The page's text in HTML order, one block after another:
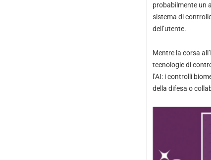
probabilmente un
sistema di
dell’utente.
Mentre la corsa
tecnologie di
l’AI: i controlli
della difesa o